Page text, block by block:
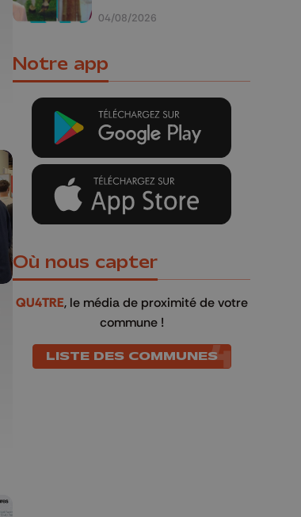
04/08/2026
Notre app
Où nous capter
QU4TRE, le média de proximité de votre
commune !
LISTE DES COMMUNES